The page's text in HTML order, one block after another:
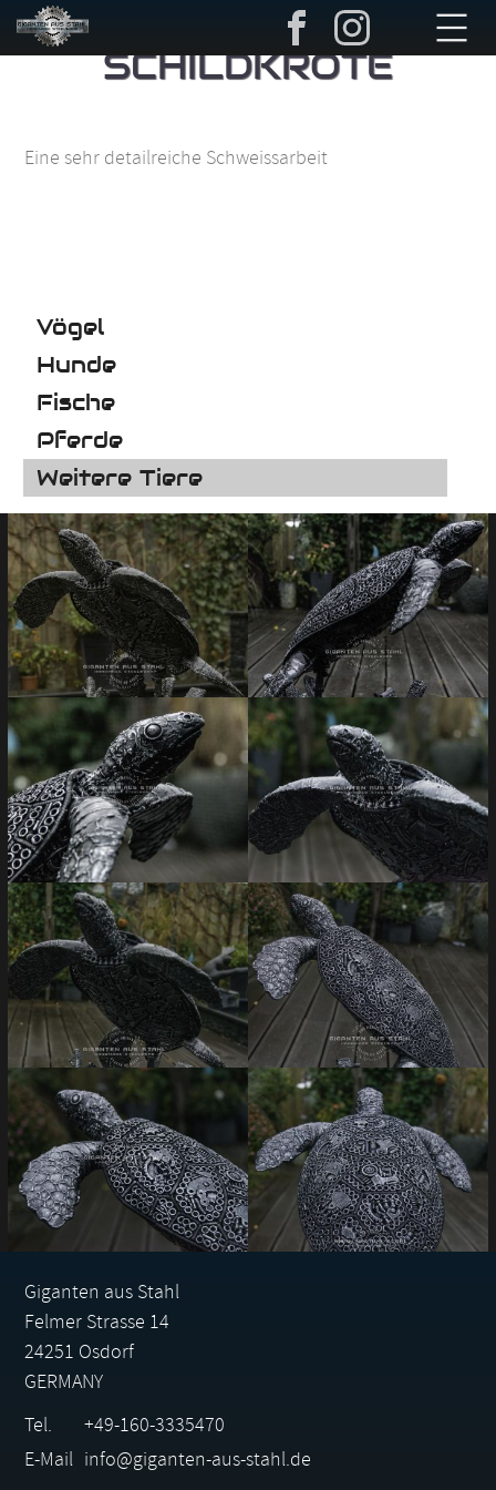
Navigation
überspringen
SCHILDKRÖTE
Eine sehr detailreiche Schweissarbeit
Navigation
überspringen
Vögel
Hunde
Fische
Pferde
Weitere Tiere
Giganten aus Stahl
Felmer Strasse 14
24251 Osdorf
GERMANY
Tel.
+49-160-3335470
E-Mail info@giganten-aus-stahl.de